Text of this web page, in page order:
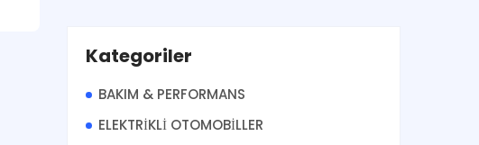
Kategoriler
BAKIM & PERFORMANS
ELEKTRİKLİ OTOMOBİLLER